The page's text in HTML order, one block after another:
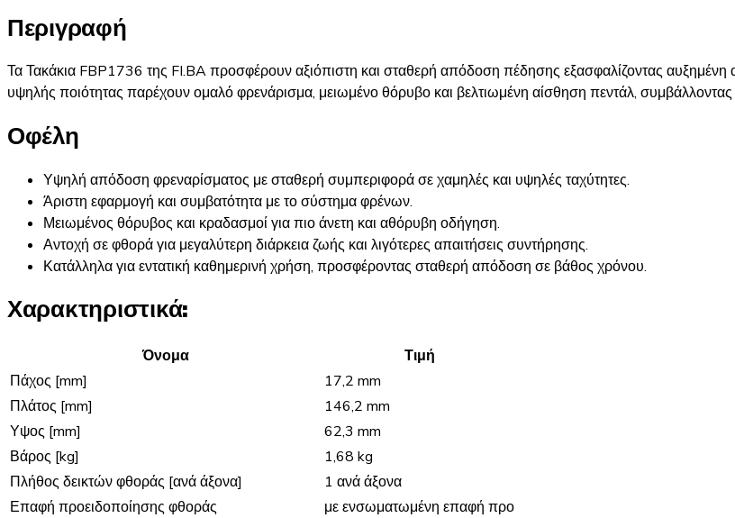
Περιγραφή
Τα Τακάκια FBP1736 της FI.BA προσφέρουν αξιόπιστη και σταθερή απόδοση πέδησης εξασφαλίζοντας αυξημένη
υψηλής ποιότητας παρέχουν ομαλό φρενάρισμα, μειωμένο θόρυβο και βελτιωμένη αίσθηση πεντάλ,
Οφέλη
Υψηλή απόδοση φρεναρίσματος με σταθερή συμπεριφορά σε χαμηλές και υψηλές ταχύτητες.
Άριστη εφαρμογή και συμβατότητα με το σύστημα φρένων.
Μειωμένος θόρυβος και κραδασμοί για πιο άνετη και αθόρυβη οδήγηση.
Αντοχή σε φθορά για μεγαλύτερη διάρκεια ζωής και λιγότερες απαιτήσεις συντήρησης.
Κατάλληλα για εντατική καθημερινή χρήση, προσφέροντας σταθερή απόδοση σε βάθος χρόνου.
Χαρακτηριστικά:
Όνομα
Τιμή
Πάχος [mm]
17,2 mm
Πλάτος [mm]
146,2 mm
Υψος [mm]
62,3 mm
Βάρος [kg]
1,68 kg
Πλήθος δεικτών φθοράς [ανά άξονα]
1 ανά άξονα
Επαφή προειδοποίησης φθοράς
με ενσωματωμένη επαφή προ